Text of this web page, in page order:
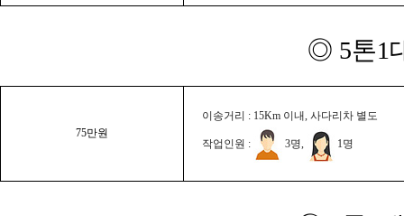
◎ 5톤1
75만원
이송거리 : 15Km 이내, 사다리차 별도
작업인원 : 3명, 1명